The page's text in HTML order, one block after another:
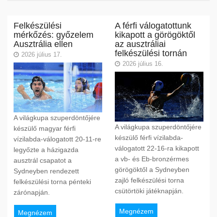
Felkészülési
mérkőzés: győzelem
Ausztrália ellen
2026 július 17.
A világkupa szuperdöntőjére
készülő magyar férfi
vízilabda-válogatott 20-11-re
legyőzte a házigazda
ausztrál csapatot a
Sydneyben rendezett
felkészülési torna pénteki
zárónapján.
Megnézem
A férfi válogatottunk
kikapott a görögöktől
az ausztráliai
felkészülési tornán
2026 július 16.
A világkupa szuperdöntőjére
készülő férfi vízilabda-
válogatott 22-16-ra kikapott
a vb- és Eb-bronzérmes
görögöktől a Sydneyben
zajló felkészülési torna
csütörtöki játéknapján.
Megnézem